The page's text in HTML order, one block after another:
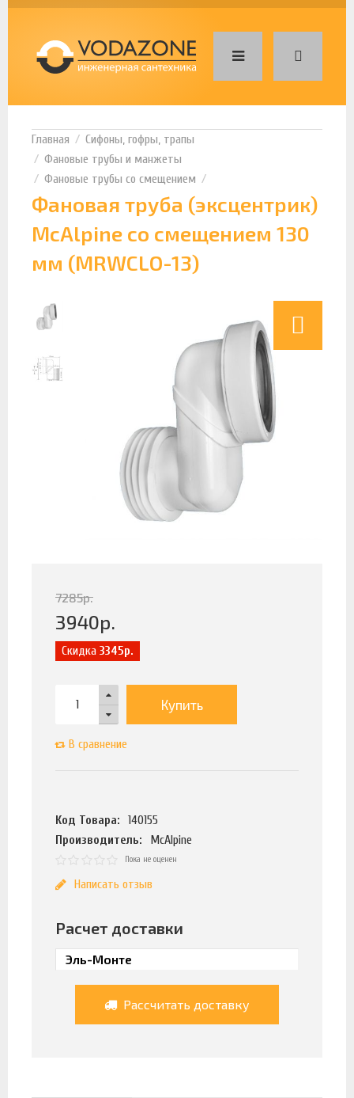
Сифоны, гофры, трапы
Фановые трубы и манжеты
Фановые трубы со смещением
Фановая труба (эксцентрик)
McAlpine со смещением 130
мм (MRWCLO-13)
7285р.
3940р.
Скидка 3345р.
Купить
В сравнение
Код Товара:
140155
Производитель:
McAlpine
Пока не оценен
Написать отзыв
Расчет доставки
Рассчитать доставку